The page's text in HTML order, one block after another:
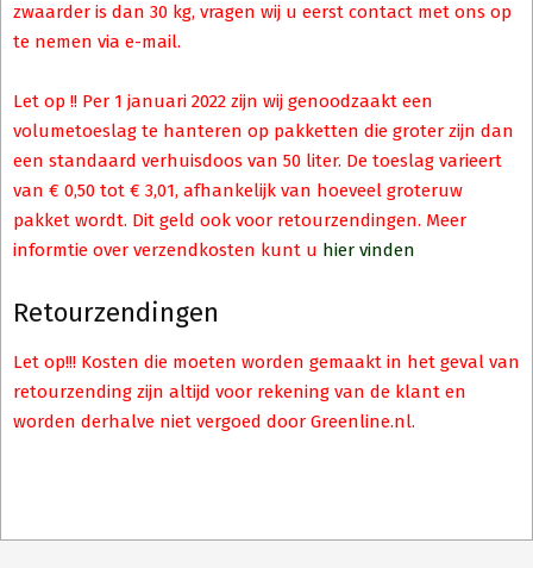
zwaarder is dan 30 kg, vragen wij u eerst contact met ons op
te nemen via e-mail.
Let op !! Per 1 januari 2022 zijn wij genoodzaakt een
volumetoeslag te hanteren op pakketten die groter zijn dan
een standaard verhuisdoos van 50 liter. De toeslag varieert
van € 0,50 tot € 3,01, afhankelijk van hoeveel groteruw
pakket wordt. Dit geld ook voor retourzendingen. Meer
informtie over verzendkosten kunt u hier vinden
Retourzendingen
Let op!!! Kosten die moeten worden gemaakt in het geval van
retourzending zijn altijd voor rekening van de klant en
worden derhalve niet vergoed door Greenline.nl.